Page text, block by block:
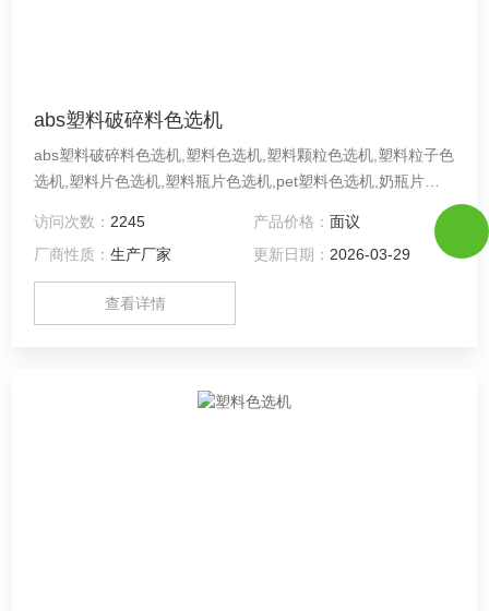
abs塑料破碎料色选机
abs塑料破碎料色选机,塑料色选机,塑料颗粒色选机,塑料粒子色
选机,塑料片色选机,塑料瓶片色选机,pet塑料色选机,奶瓶片色
选机,ps塑料板材破碎料色选机,聚苯乙烯色选机,塑料瓶片色选
机,塑料片分色机彩色高分辨CCD图像采集系统 采用了彩色ccd
图像获取系统，实现物料红、绿、蓝三种颜色信息的全面获
取，色选机具有人眼的感觉能 力，物料的选择更真实，更符合
要求； Z高分辨率高达0.15mm，精确识别
访问次数： 2245 产品价格： 面议
厂商性质：生产厂家 更新日期： 2026-03-29
查看详情